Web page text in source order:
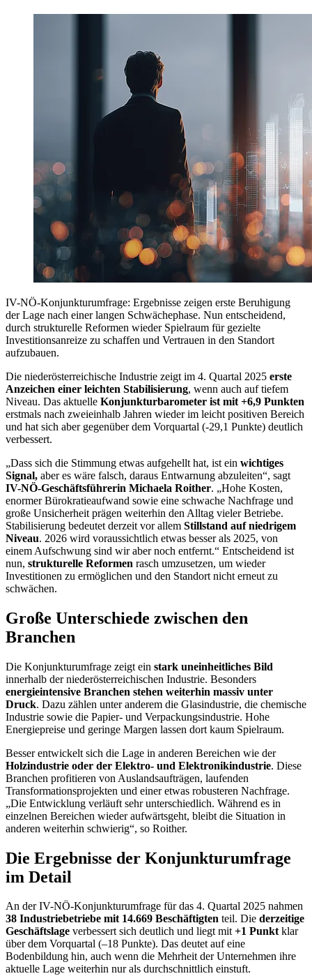
IV-NÖ-Konjunkturumfrage: Ergebnisse zeigen erste Beruhigung
der Lage nach einer langen Schwächephase. Nun entscheidend,
durch strukturelle Reformen wieder Spielraum für gezielte
Investitionsanreize zu schaffen und Vertrauen in den Standort
aufzubauen.
Die niederösterreichische Industrie zeigt im 4. Quartal 2025 erste
Anzeichen einer leichten Stabilisierung, wenn auch auf tiefem
Niveau. Das aktuelle Konjunkturbarometer ist mit +6,9 Punkten
erstmals nach zweieinhalb Jahren wieder im leicht positiven Bereich
und hat sich aber gegenüber dem Vorquartal (-29,1 Punkte) deutlich
verbessert.
„Dass sich die Stimmung etwas aufgehellt hat, ist ein wichtiges
Signal, aber es wäre falsch, daraus Entwarnung abzuleiten“, sagt
IV-NÖ-Geschäftsführerin Michaela Roither. „Hohe Kosten,
enormer Bürokratieaufwand sowie eine schwache Nachfrage und
große Unsicherheit prägen weiterhin den Alltag vieler Betriebe.
Stabilisierung bedeutet derzeit vor allem Stillstand auf niedrigem
Niveau. 2026 wird voraussichtlich etwas besser als 2025, von
einem Aufschwung sind wir aber noch entfernt.“ Entscheidend ist
nun, strukturelle Reformen rasch umzusetzen, um wieder
Investitionen zu ermöglichen und den Standort nicht erneut zu
schwächen.
Große Unterschiede zwischen den
Branchen
Die Konjunkturumfrage zeigt ein stark uneinheitliches Bild
innerhalb der niederösterreichischen Industrie. Besonders
energieintensive Branchen stehen weiterhin massiv unter
Druck. Dazu zählen unter anderem die Glasindustrie, die chemische
Industrie sowie die Papier- und Verpackungsindustrie. Hohe
Energiepreise und geringe Margen lassen dort kaum Spielraum.
Besser entwickelt sich die Lage in anderen Bereichen wie der
Holzindustrie oder der Elektro- und Elektronikindustrie. Diese
Branchen profitieren von Auslandsaufträgen, laufenden
Transformationsprojekten und einer etwas robusteren Nachfrage.
„Die Entwicklung verläuft sehr unterschiedlich. Während es in
einzelnen Bereichen wieder aufwärtsgeht, bleibt die Situation in
anderen weiterhin schwierig“, so Roither.
Die Ergebnisse der Konjunkturumfrage
im Detail
An der IV-NÖ-Konjunkturumfrage für das 4. Quartal 2025 nahmen
38 Industriebetriebe mit 14.669 Beschäftigten teil. Die derzeitige
Geschäftslage verbessert sich deutlich und liegt mit+1 Punktklar
über dem Vorquartal (–18 Punkte). Das deutet auf eine
Bodenbildung hin, auch wenn die Mehrheit der Unternehmen ihre
aktuelle Lage weiterhin nur als durchschnittlich einstuft.